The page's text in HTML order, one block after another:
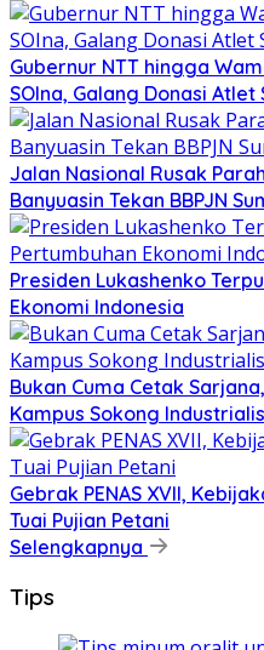
Gubernur NTT hingga
SOIna, Galang Donasi Atlet
Jalan Nasional Rusak
Banyuasin Tekan BBPJN
Presiden Lukashenko
Ekonomi Indonesia
Bukan Cuma Cetak
Kampus Sokong
Gebrak PENAS XVII,
Tuai Pujian Petani
Selengkapnya
Tips